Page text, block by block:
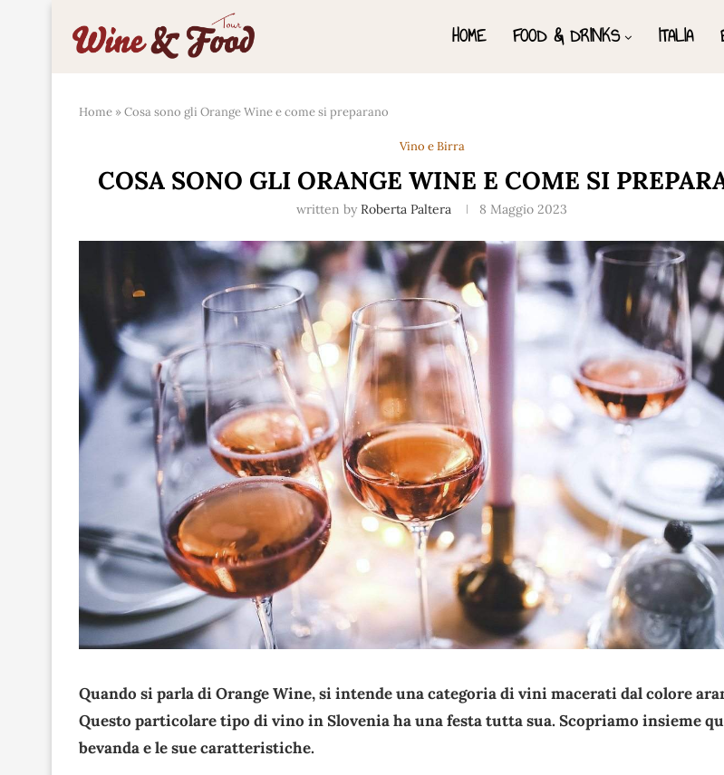
HOME FOOD & DRINKS ITALIA
Home »Cosa sono gli Orange Wine e come si preparano
Vino e Birra
COSA SONO GLI ORANGE WINE E COME SI
written byRoberta Paltera 8 Maggio 2023
Quando si parla di Orange Wine, si intende una categoria di vini macerati dal colore
Questo particolare tipo di vino in Slovenia ha una festa tutta sua. Scopriamo insieme
bevanda e le sue caratteristiche.